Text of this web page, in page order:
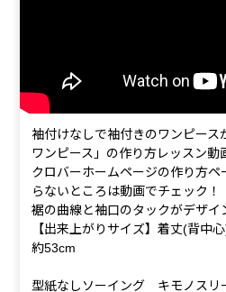
袖付けなしで袖付きのワンピース
ワンピース」の作り方レッスン動
クロバーホームページの作り方
らないところは動画でチェック！
裾の曲線と袖口のタックがデザイ
【出来上がりサイズ】着丈(背
約53cm
型紙なしソーイング キモノス